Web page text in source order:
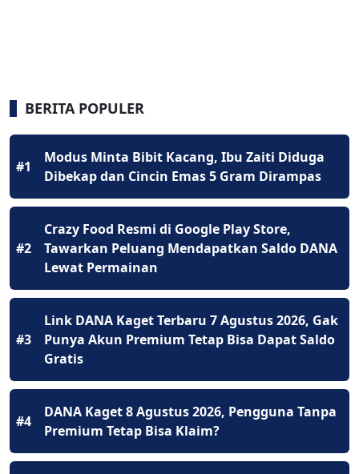
BERITA POPULER
#1
Modus Minta Bibit Kacang, Ibu Zaiti Diduga
Dibekap dan Cincin Emas 5 Gram Dirampas
#2
Crazy Food Resmi di Google Play Store,
Tawarkan Peluang Mendapatkan Saldo DANA
Lewat Permainan
#3
Link DANA Kaget Terbaru 7 Agustus 2026, Gak
Punya Akun Premium Tetap Bisa Dapat Saldo
Gratis
#4
DANA Kaget 8 Agustus 2026, Pengguna Tanpa
Premium Tetap Bisa Klaim?